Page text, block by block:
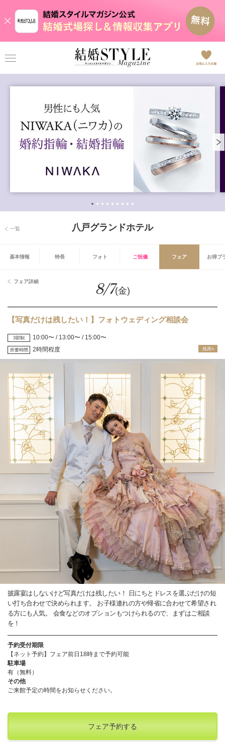
一覧 八戸グランドホテル
基本情報 特長 フォト ご祝儀 フェア お得プ
フェア詳細 8/7(金)
【写真だけは残したい！】フォトウェディング相談会
3部制 10:00〜 / 13:00〜 / 15:00〜
所要時間 2時間程度 残席○
披露宴はしないけど写真だけは残したい！ 日にちとドレスを選ぶだけの短
い打ち合わせで決められます。 お子様連れの方や帰省に合わせて希望され
る方にも人気。 会食などのオプションもつけられるので、まずはご相談
を！
予約受付期限
【ネット予約】フェア前日18時まで予約可能
駐車場
有（無料）
その他
ご来館予定の時間をお知らせください。
フェア予約する